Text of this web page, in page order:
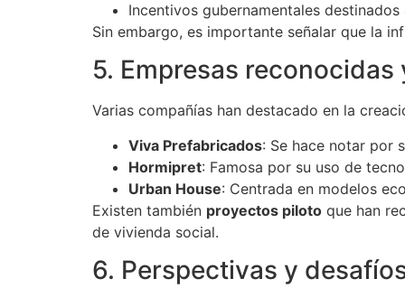
Incentivos gubernamentales
Sin embargo, es importante señalar que la
5. Empresas
Varias compañías han destacado en la
Viva Prefabricados: Se hace notar por
Hormipret: Famosa por su uso de
Urban House: Centrada en modelos
Existen también proyectos piloto que han
de vivienda social.
6. Perspectivas y